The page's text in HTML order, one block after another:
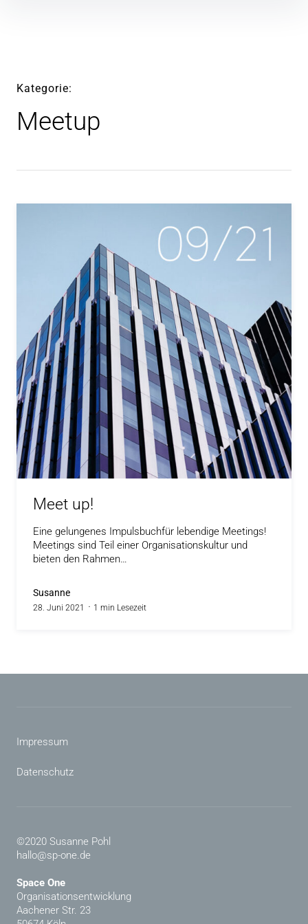
Kategorie
Meetup
Meet up!
Eine gelungenes Impulsbuchfür lebendige Meetings!
Meetings sind Teil einer Organisationskultur und
bieten den Rahmen…
Susanne
28. Juni 2021 1 min Lesezeit
Impressum
Datenschutz
©2020 Susanne Pohl
hallo@sp-one.de
Space One
Organisationsentwicklung
Aachener Str. 23